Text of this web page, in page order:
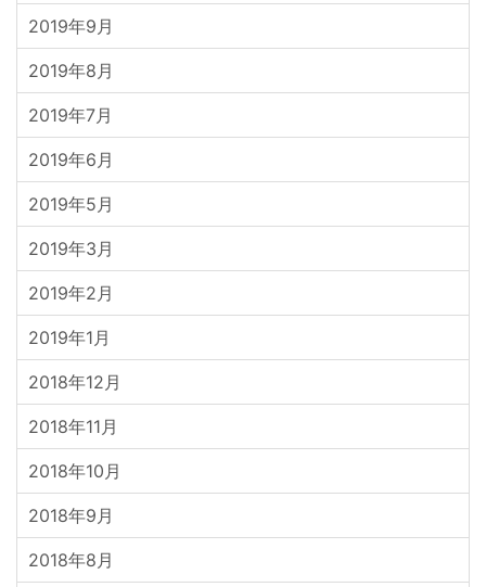
2019年9月
2019年8月
2019年7月
2019年6月
2019年5月
2019年3月
2019年2月
2019年1月
2018年12月
2018年11月
2018年10月
2018年9月
2018年8月